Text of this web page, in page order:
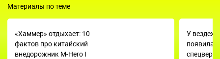
Материалы по теме
«Хаммер» отдыхает: 10
фактов про китайский
внедорожник M-Hero I
У